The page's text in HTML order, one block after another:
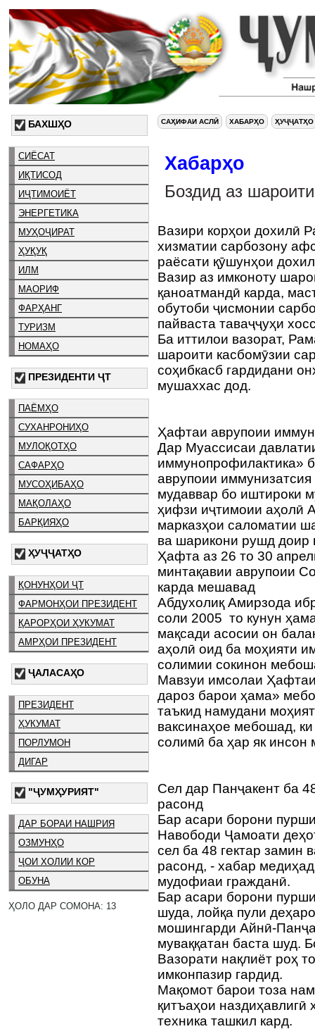
БАХШҲО
СИЁСАТ
ИҚТИСОД
ИҶТИМОИЁТ
ЭНЕРГЕТИКА
МУҲОҶИРАТ
ҲУҚУҚ
ИЛМ
МАОРИФ
ФАРҲАНГ
ТУРИЗМ
НОМАҲО
ПРЕЗИДЕНТИ ҶТ
ПАЁМҲО
СУХАНРОНИҲО
МУЛОҚОТҲО
САФАРҲО
МУСОҲИБАҲО
МАҚОЛАҲО
БАРҚИЯҲО
ҲУҶҶАТҲО
ҚОНУНҲОИ ҶТ
ФАРМОНҲОИ ПРЕЗИДЕНТ
ҚАРОРҲОИ ҲУКУМАТ
АМРҲОИ ПРЕЗИДЕНТ
ҶАЛАСАҲО
ПРЕЗИДЕНТ
ҲУКУМАТ
ПОРЛУМОН
ДИГАР
"ҶУМҲУРИЯТ"
ДАР БОРАИ НАШРИЯ
ОЗМУНҲО
ҶОИ ХОЛИИ КОР
ОБУНА
ҲОЛО ДАР СОМОНА: 13
САҲИФАИ АСЛӢ ХАБАРҲО ҲУҶҶАТҲО
Хабарҳо
Боздид аз
Вазири корҳои дохилӣ
хизматии сарбозону
раёсати қӯшунҳои
Вазир аз имконоту
қаноатмандӣ карда,
обутоби ҷисмонии
пайваста таваҷҷуҳи
Ба иттилои вазорат,
шароити касбомӯзии
соҳибкасб гардидани
мушаххас дод.
Ҳафтаи аврупоии
Дар Муассисаи
иммунопрофилактика»
аврупоии
мудаввар бо иштироки
ҳифзи иҷтимоии аҳолӣ
марказҳои саломатии
ва шарикони рушд доир
Ҳафта аз 26 то 30
минтақавии аврупоии
карда мешавад
Абдухолиқ Амирзода
соли 2005 то кунун
мақсади асосии он
аҳолӣ оид ба моҳияти
солимии сокинон
Мавзуи имсолаи
дароз барои ҳама»
таъкид намудани
ваксинаҳое мебошад,
солимӣ ба ҳар як инсон
Сел дар Панҷакент ба
расонд
Бар асари борони
Навободи Ҷамоати
сел ба 48 гектар замин
расонд, - хабар
мудофиаи гражданӣ.
Бар асари борони
шуда, лойқа пули
мошингарди Айнӣ-
муваққатан баста шуд.
Вазорати нақлиёт роҳ
имконпазир гардид.
Мақомот барои тоза
қитъаҳои
техника ташкил кард.